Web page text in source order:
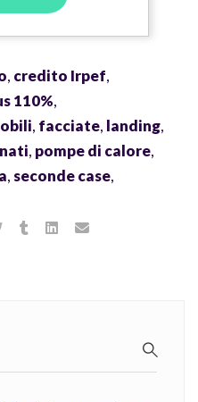
, credito Irpef,
110%,
, facciate, landing,
, pompe di calore,
,seconde case,